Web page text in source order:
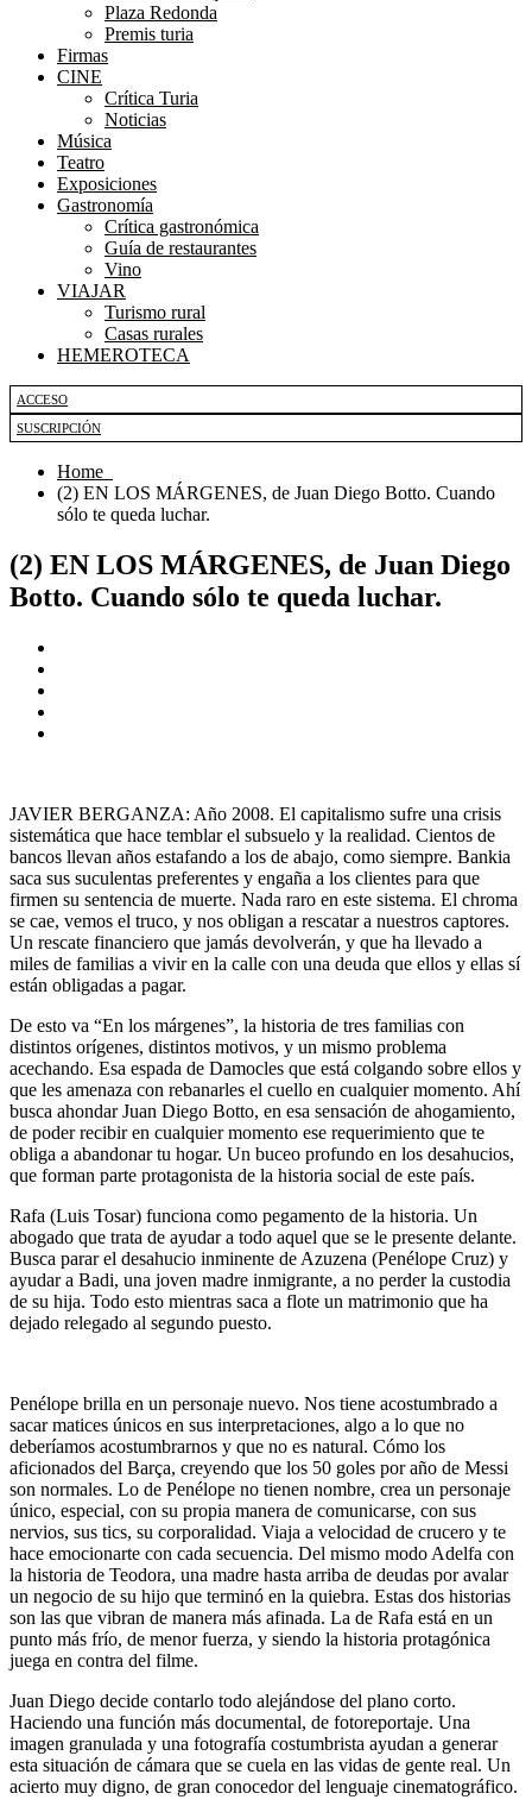
Plaza Redonda
Premis turia
Firmas
CINE
Crítica Turia
Noticias
Música
Teatro
Exposiciones
Gastronomía
Crítica gastronómica
Guía de restaurantes
Vino
VIAJAR
Turismo rural
Casas rurales
HEMEROTECA
ACCESO
SUSCRIPCIÓN
Home
(2) EN LOS MÁRGENES, de Juan Diego Botto. Cuando
sólo te queda luchar.
(2) EN LOS MÁRGENES, de Juan Diego
Botto. Cuando sólo te queda luchar.
JAVIER BERGANZA: Año 2008. El capitalismo sufre una crisis
sistemática que hace temblar el subsuelo y la realidad. Cientos de
bancos llevan años estafando a los de abajo, como siempre. Bankia
saca sus suculentas preferentes y engaña a los clientes para que
firmen su sentencia de muerte. Nada raro en este sistema. El chroma
se cae, vemos el truco, y nos obligan a rescatar a nuestros captores.
Un rescate financiero que jamás devolverán, y que ha llevado a
miles de familias a vivir en la calle con una deuda que ellos y ellas sí
están obligadas a pagar.
De esto va “En los márgenes”, la historia de tres familias con
distintos orígenes, distintos motivos, y un mismo problema
acechando. Esa espada de Damocles que está colgando sobre ellos y
que les amenaza con rebanarles el cuello en cualquier momento. Ahí
busca ahondar Juan Diego Botto, en esa sensación de ahogamiento,
de poder recibir en cualquier momento ese requerimiento que te
obliga a abandonar tu hogar. Un buceo profundo en los desahucios,
que forman parte protagonista de la historia social de este país.
Rafa (Luis Tosar) funciona como pegamento de la historia. Un
abogado que trata de ayudar a todo aquel que se le presente delante.
Busca parar el desahucio inminente de Azuzena (Penélope Cruz) y
ayudar a Badi, una joven madre inmigrante, a no perder la custodia
de su hija. Todo esto mientras saca a flote un matrimonio que ha
dejado relegado al segundo puesto.
Penélope brilla en un personaje nuevo. Nos tiene acostumbrado a
sacar matices únicos en sus interpretaciones, algo a lo que no
deberíamos acostumbrarnos y que no es natural. Cómo los
aficionados del Barça, creyendo que los 50 goles por año de Messi
son normales. Lo de Penélope no tienen nombre, crea un personaje
único, especial, con su propia manera de comunicarse, con sus
nervios, sus tics, su corporalidad. Viaja a velocidad de crucero y te
hace emocionarte con cada secuencia. Del mismo modo Adelfa con
la historia de Teodora, una madre hasta arriba de deudas por avalar
un negocio de su hijo que terminó en la quiebra. Estas dos historias
son las que vibran de manera más afinada. La de Rafa está en un
punto más frío, de menor fuerza, y siendo la historia protagónica
juega en contra del filme.
Juan Diego decide contarlo todo alejándose del plano corto.
Haciendo una función más documental, de fotoreportaje. Una
imagen granulada y una fotografía costumbrista ayudan a generar
esta situación de cámara que se cuela en las vidas de gente real. Un
acierto muy digno, de gran conocedor del lenguaje cinematográfico.